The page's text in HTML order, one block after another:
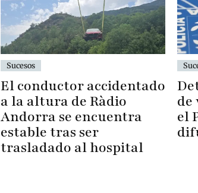
Sucesos
El conductor accidentado
a la altura de Ràdio
Andorra se encuentra
estable tras ser
trasladado al hospital
de
el